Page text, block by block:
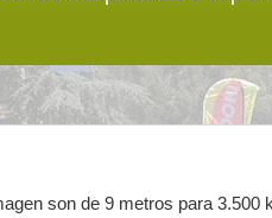
son de 9 metros para 3.500